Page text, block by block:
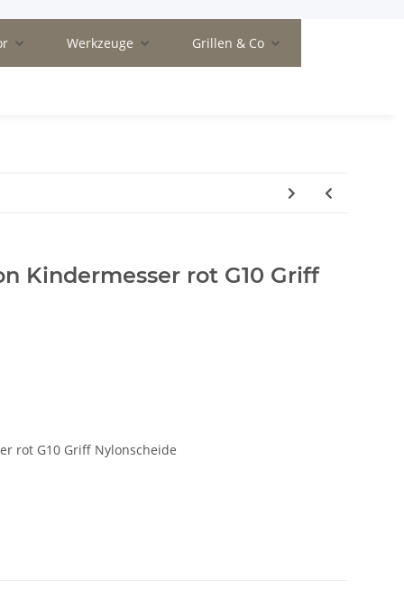
Werkzeuge Grillen & Co
Kindermesser rot G10 Griff
rot G10 Griff Nylonscheide